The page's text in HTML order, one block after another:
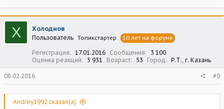
Х Холоднов
Пользователь Топикстартер 10 лет на форуме
Регистрация 17.01.2016 Сообщения
3 100
Оценка реакций
5 931 Возраст 53 Город Р.Т., г. Казань
08.02.2016 #9
Andrey1992 сказал(а):